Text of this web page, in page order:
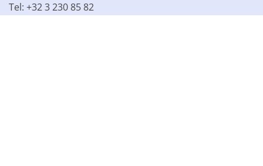
Tel: +32 3 230 85 82